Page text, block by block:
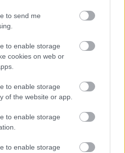
to send me
to enable storage
cookies on web or
to enable storage
of the website or app.
to enable storage
to enable storage
sok a homok és az
hogy vessünk egy
az emberek,
fel.